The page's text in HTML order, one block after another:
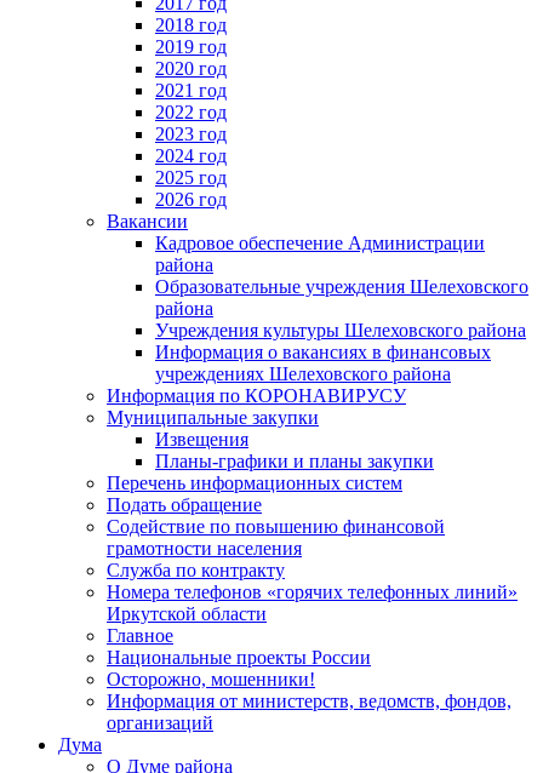
2018 год
2019 год
2020 год
2021 год
2022 год
2023 год
2024 год
2025 год
2026 год
Вакансии
Кадровое обеспечение Администрации
района
Образовательные учреждения Шелеховского
района
Учреждения культуры Шелеховского района
Информация о вакансиях в финансовых
учреждениях Шелеховского района
Информация по КОРОНАВИРУСУ
Муниципальные закупки
Извещения
Планы-графики и планы закупки
Перечень информационных систем
Подать обращение
Содействие по повышению финансовой
грамотности населения
Служба по контракту
Номера телефонов «горячих телефонных линий»
Иркутской области
Главное
Национальные проекты России
Осторожно, мошенники!
Информация от министерств, ведомств, фондов,
организаций
Дума
О Думе района